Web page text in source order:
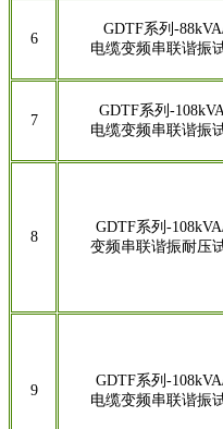
6
GDTF系列-
电缆变频串联谐振
7
GDTF系列-
电缆变频串联谐振
8
GDTF系列-
变频串联谐振耐压
9
GDTF系列-
电缆变频串联谐振